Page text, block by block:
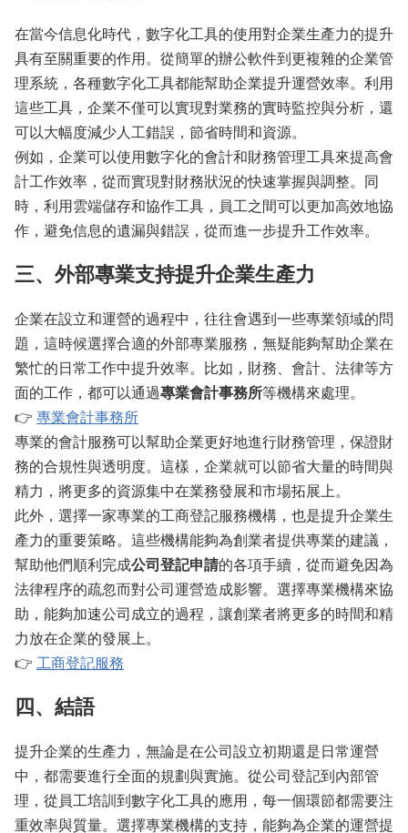
在當今信息化時代，數字化工具的使用對企業生產力的提升
具有至關重要的作用。從簡單的辦公軟件到更複雜的企業管
理系統，各種數字化工具都能幫助企業提升運營效率。利用
這些工具，企業不僅可以實現對業務的實時監控與分析，還
可以大幅度減少人工錯誤，節省時間和資源。
例如，企業可以使用數字化的會計和財務管理工具來提高會
計工作效率，從而實現對財務狀況的快速掌握與調整。同
時，利用雲端儲存和協作工具，員工之間可以更加高效地協
作，避免信息的遺漏與錯誤，從而進一步提升工作效率。
三、外部專業支持提升企業生產力
企業在設立和運營的過程中，往往會遇到一些專業領域的問
題，這時候選擇合適的外部專業服務，無疑能夠幫助企業在
繁忙的日常工作中提升效率。比如，財務、會計、法律等方
面的工作，都可以通過專業會計事務所等機構來處理。
👉 專業會計事務所
專業的會計服務可以幫助企業更好地進行財務管理，保證財
務的合規性與透明度。這樣，企業就可以節省大量的時間與
精力，將更多的資源集中在業務發展和市場拓展上。
此外，選擇一家專業的工商登記服務機構，也是提升企業生
產力的重要策略。這些機構能夠為創業者提供專業的建議，
幫助他們順利完成公司登記申請的各項手續，從而避免因為
法律程序的疏忽而對公司運營造成影響。選擇專業機構來協
助，能夠加速公司成立的過程，讓創業者將更多的時間和精
力放在企業的發展上。
👉 工商登記服務
四、結語
提升企業的生產力，無論是在公司設立初期還是日常運營
中，都需要進行全面的規劃與實施。從公司登記到內部管
理，從員工培訓到數字化工具的應用，每一個環節都需要注
重效率與質量。選擇專業機構的支持，能夠為企業的運營提